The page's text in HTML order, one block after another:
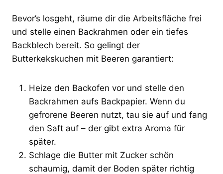
Bevor’s losgeht, räume dir die Arbeitsfläche frei
und stelle einen Backrahmen oder ein tiefes
Backblech bereit. So gelingt der
Butterkekskuchen mit Beeren garantiert:
Heize den Backofen vor und stelle den
Backrahmen aufs Backpapier. Wenn du
gefrorene Beeren nutzt, tau sie auf und fang
den Saft auf – der gibt extra Aroma für
später.
Schlage die Butter mit Zucker schön
schaumig, damit der Boden später richtig